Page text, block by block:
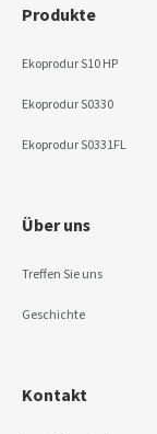
Produkte
Ekoprodur S10 HP
Ekoprodur S0330
Ekoprodur S0331FL
Über uns
Treffen Sie uns
Geschichte
Kontakt